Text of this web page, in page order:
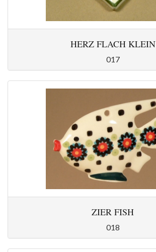
HERZ FLACH KLEIN
017
ZIER FISH
018